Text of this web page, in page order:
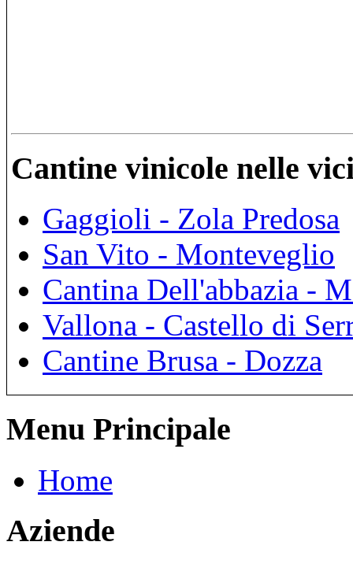
Cantine vinicole nelle
Gaggioli - Zola Predosa
San Vito - Monteveglio
Cantina Dell'abbazia -
Vallona - Castello di
Cantine Brusa - Dozza
Menu Principale
Home
Aziende